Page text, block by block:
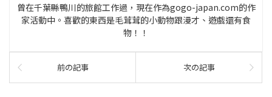
曾在千葉縣鴨川的旅館工作過，現在作為gogo-japan.com的作
家活動中。喜歡的東西是毛茸茸的小動物跟漫才、遊戲還有食
物！！
前の記事 次の記事